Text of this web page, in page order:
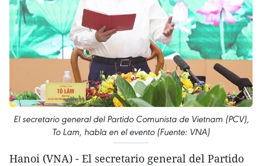
El secretario general del Partido Comunista de Vietnam (PCV),
To Lam, habla en el evento (Fuente: VNA)
Hanoi (VNA) - El secretario general del Partido